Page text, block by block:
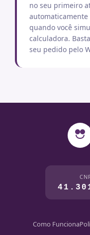
no seu primeiro
quando você
calculadora.
seu pedido pelo
Como Funciona